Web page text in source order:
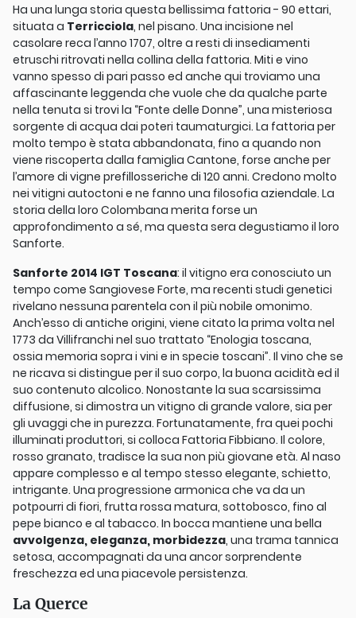
Ha una lunga storia questa bellissima fattoria - 90 ettari,
situata a Terricciola, nel pisano. Una incisione nel
casolare reca l’anno 1707, oltre a resti di insediamenti
etruschi ritrovati nella collina della fattoria. Miti e vino
vanno spesso di pari passo ed anche qui troviamo una
affascinante leggenda che vuole che da qualche parte
nella tenuta si trovi la “Fonte delle Donne”, una misteriosa
sorgente di acqua dai poteri taumaturgici. La fattoria per
molto tempo è stata abbandonata, fino a quando non
viene riscoperta dalla famiglia Cantone, forse anche per
l’amore di vigne prefillosseriche di 120 anni. Credono molto
nei vitigni autoctoni e ne fanno una filosofia aziendale. La
storia della loro Colombana merita forse un
approfondimento a sé, ma questa sera degustiamo il loro
Sanforte.
Sanforte 2014 IGT Toscana: il vitigno era conosciuto un
tempo come Sangiovese Forte, ma recenti studi genetici
rivelano nessuna parentela con il più nobile omonimo.
Anch’esso di antiche origini, viene citato la prima volta nel
1773 da Villifranchi nel suo trattato “Enologia toscana,
ossia memoria sopra i vini e in specie toscani”. Il vino che se
ne ricava si distingue per il suo corpo, la buona acidità ed il
suo contenuto alcolico. Nonostante la sua scarsissima
diffusione, si dimostra un vitigno di grande valore, sia per
gli uvaggi che in purezza. Fortunatamente, fra quei pochi
illuminati produttori, si colloca Fattoria Fibbiano. Il colore,
rosso granato, tradisce la sua non più giovane età. Al naso
appare complesso e al tempo stesso elegante, schietto,
intrigante. Una progressione armonica che va da un
potpourri di fiori, frutta rossa matura, sottobosco, fino al
pepe bianco e al tabacco. In bocca mantiene una bella
avvolgenza, eleganza, morbidezza, una trama tannica
setosa, accompagnati da una ancor sorprendente
freschezza ed una piacevole persistenza.
La Querce